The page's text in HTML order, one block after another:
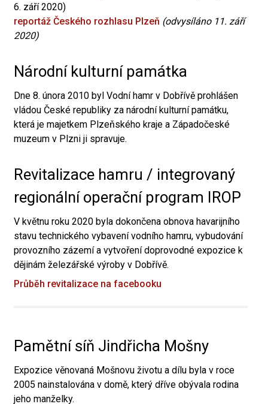
6. září 2020)
reportáž Českého rozhlasu Plzeň (odvysíláno 11. září
2020)
Národní kulturní památka
Dne 8. února 2010 byl Vodní hamr v Dobřívě prohlášen
vládou České republiky za národní kulturní památku,
která je majetkem Plzeňského kraje a Západočeské
muzeum v Plzni ji spravuje.
Revitalizace hamru / integrovaný
regionální operační program IROP
V květnu roku 2020 byla dokončena obnova havarijního
stavu technického vybavení vodního hamru, vybudování
provozního zázemí a vytvoření doprovodné expozice k
dějinám železářské výroby v Dobřívě.
Průběh revitalizace na facebooku
Pamětní síň Jindřicha Mošny
Expozice věnovaná Mošnovu životu a dílu byla v roce
2005 nainstalována v domě, který dříve obývala rodina
jeho manželky.